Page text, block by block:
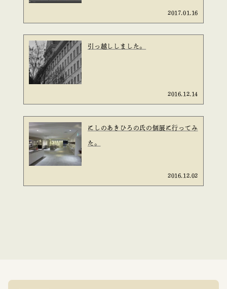
2017.01.16
引っ越ししました。
2016.12.14
にしのあきひろの氏の個展に行ってみ
た。
2016.12.02